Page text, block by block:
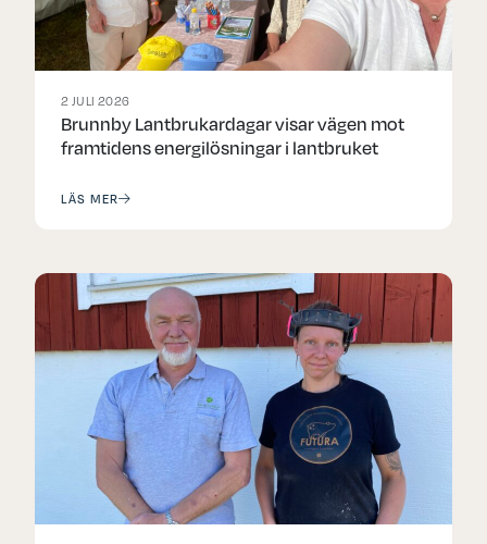
2 JULI 2026
Brunnby Lantbrukardagar visar vägen mot
framtidens energilösningar i lantbruket
LÄS MER